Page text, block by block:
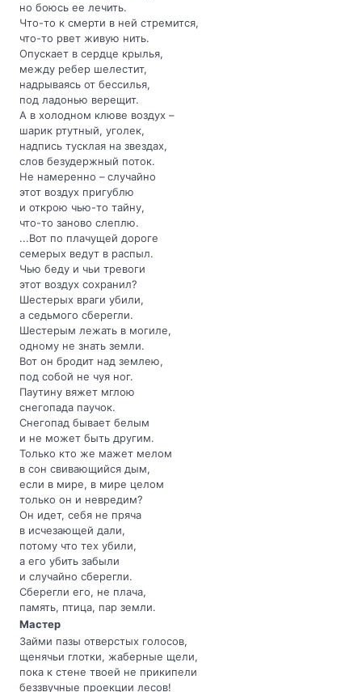
но боюсь ее лечить.
Что-то к смерти в ней стремится,
что-то рвет живую нить.
Опускает в сердце крылья,
между ребер шелестит,
надрываясь от бессилья,
под ладонью верещит.
А в холодном клюве воздух –
шарик ртутный, уголек,
надпись тусклая на звездах,
слов безудержный поток.
Не намеренно – случайно
этот воздух пригублю
и открою чью-то тайну,
что-то заново слеплю.
...Вот по плачущей дороге
семерых ведут в распыл.
Чью беду и чьи тревоги
этот воздух сохранил?
Шестерых враги убили,
а седьмого сберегли.
Шестерым лежать в могиле,
одному не знать земли.
Вот он бродит над землею,
под собой не чуя ног.
Паутину вяжет мглою
снегопада паучок.
Снегопад бывает белым
и не может быть другим.
Только кто же мажет мелом
в сон свивающийся дым,
если в мире, в мире целом
только он и невредим?
Он идет, себя не пряча
в исчезающей дали,
потому что тех убили,
а его убить забыли
и случайно сберегли.
Сберегли его, не плача,
память, птица, пар земли.
Мастер
Займи пазы отверстых голосов,
щенячьи глотки, жаберные щели,
пока к стене твоей не прикипели
беззвучные проекции лесов!